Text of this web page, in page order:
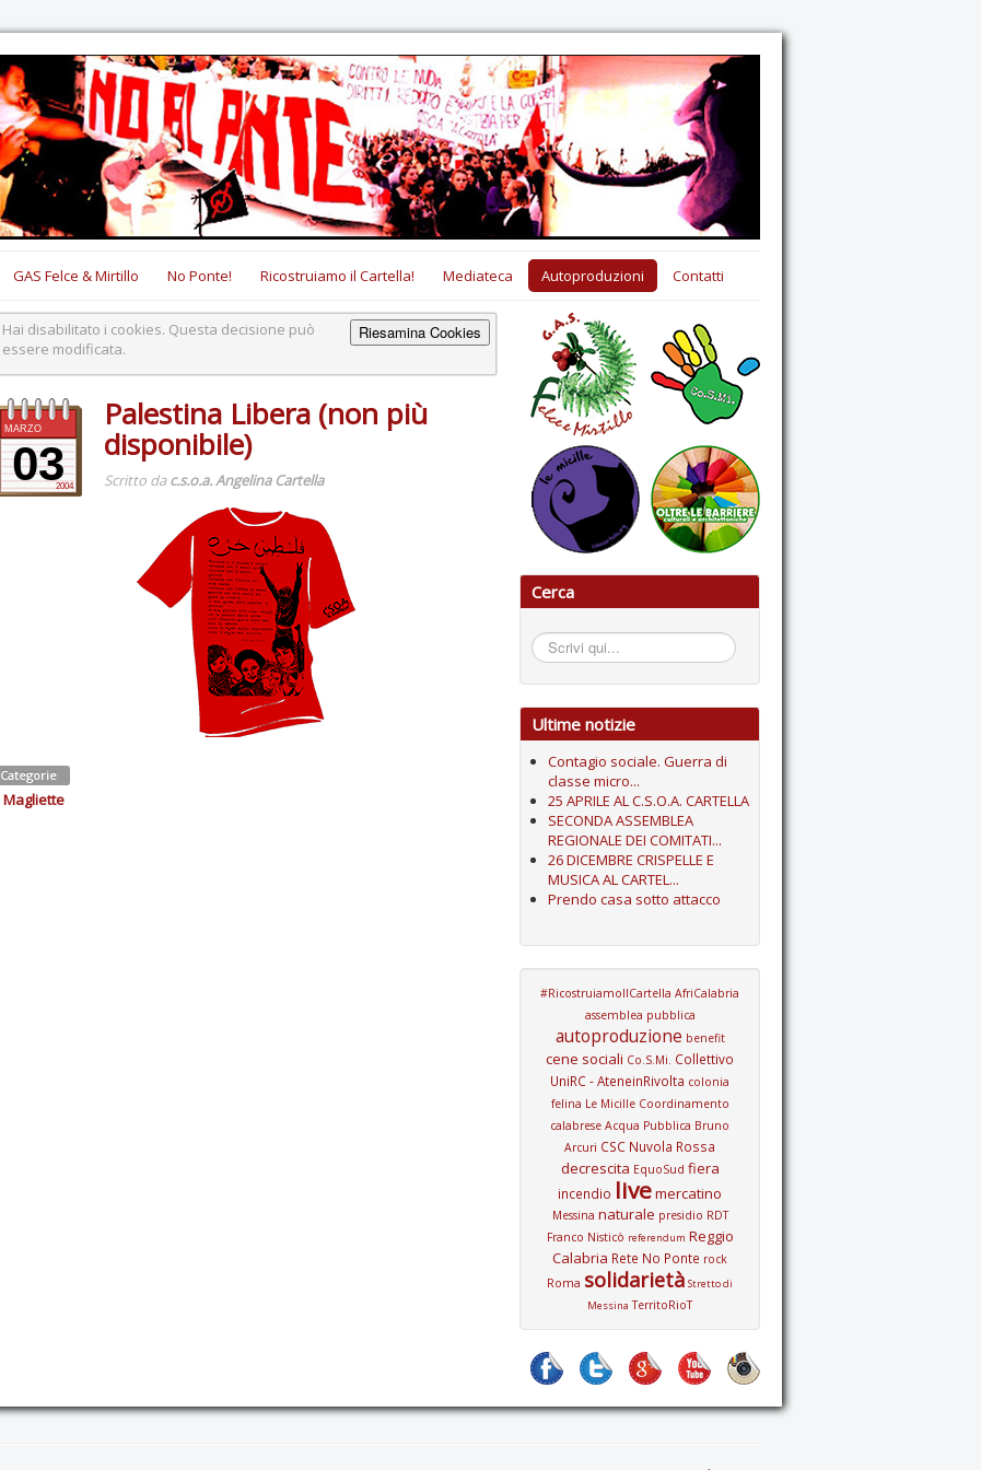
GAS Felce & Mirtillo No Ponte! Ricostruiamo il Cartella! Mediateca Autoproduzioni Contatti
Riesamina Cookies
Hai disabilitato i cookies. Questa decisione può
essere modificata.
MARZO
032004
Palestina Libera (non più
disponibile)
Scritto dac.s.o.a. Angelina Cartella
Categorie
Magliette
Cerca
Cerca...
Ultime notizie
Contagio sociale. Guerra di
classe micro...
25 APRILE AL C.S.O.A. CARTELLA
SECONDA ASSEMBLEA
REGIONALE DEI COMITATI...
26 DICEMBRE CRISPELLE E
MUSICA AL CARTEL...
Prendo casa sotto attacco
#RicostruiamoIlCartella AfriCalabria
assemblea pubblica
autoproduzione benefit
cene sociali Co.S.Mi. Collettivo
UniRC - AteneinRivolta colonia
felina Le Micille Coordinamento
calabrese Acqua Pubblica Bruno
Arcuri CSC Nuvola Rossa
decrescita EquoSud fiera
incendio livemercatino
Messina naturale presidio RDT
Franco Nisticò referendum Reggio
Calabria Rete No Ponte rock
Roma solidarietà Stretto di
Messina TerritoRioT